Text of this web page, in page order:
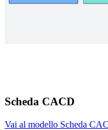
Scheda CACD
Vai al modello Scheda